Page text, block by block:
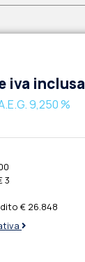
iva inclusa
9,250 %
3
€ 26.848